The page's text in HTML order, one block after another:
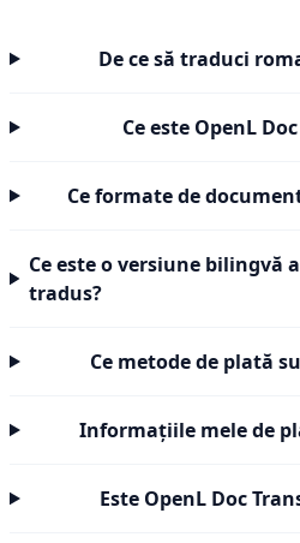
De ce să traduci
Ce este OpenL
Ce formate de
Ce este o versiune bilingvă
tradus?
Ce metode de plată
Informațiile mele de
Este OpenL Doc